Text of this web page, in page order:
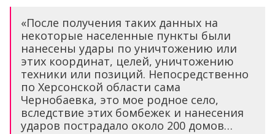
«После получения таких данных на
некоторые населенные пункты были
нанесены удары по уничтожению или
этих координат, целей, уничтожению
техники или позиций. Непосредственно
по Херсонской области сама
Чернобаевка, это мое родное село,
вследствие этих бомбежек и нанесения
ударов пострадало около 200 домов…